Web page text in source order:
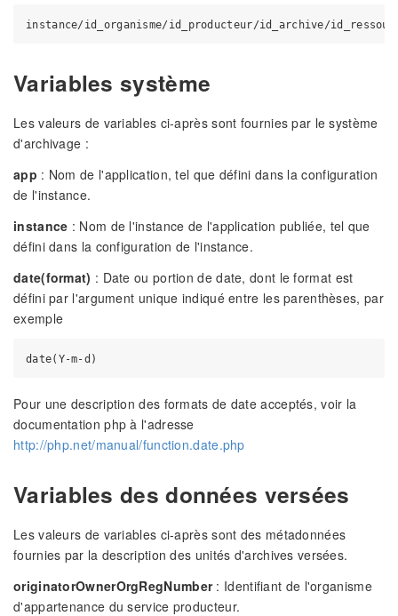
Variables système
Les valeurs de variables ci-après sont fournies par le système
d'archivage :
app : Nom de l'application, tel que défini dans la configuration
de l'instance.
instance : Nom de l'instance de l'application publiée, tel que
défini dans la configuration de l'instance.
date(format) : Date ou portion de date, dont le format est
défini par l'argument unique indiqué entre les parenthèses, par
exemple
Pour une description des formats de date acceptés, voir la
documentation php à l'adresse
http://php.net/manual/function.date.php
Variables des données versées
Les valeurs de variables ci-après sont des métadonnées
fournies par la description des unités d'archives versées.
originatorOwnerOrgRegNumber: Identifiant de l'organisme
d'appartenance du service producteur.